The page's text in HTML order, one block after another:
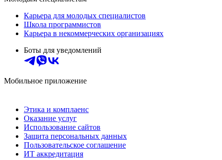
Карьера для молодых специалистов
Школа программистов
Карьера в некоммерческих организациях
Боты для уведомлений
Мобильное приложение
Этика и комплаенс
Оказание услуг
Использование сайтов
Защита персональных данных
Пользовательское соглашение
ИТ аккредитация